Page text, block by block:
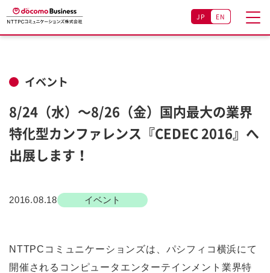
JP EN
イベント
8/24（水）～8/26（金）国内最大の業界
特化型カンファレンス『CEDEC 2016』へ
出展します！
2016.08.18 イベント
NTTPCコミュニケーションズは、パシフィコ横浜にて
開催されるコンピュータエンターテインメント業界特